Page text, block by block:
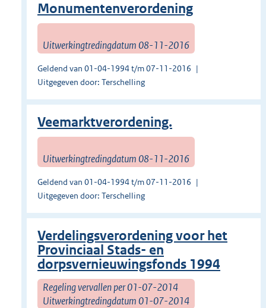
Monumentenverordening
Uitwerkingtredingdatum 08-11-2016
Geldend van 01-04-1994 t/m 07-11-2016
Uitgegeven door: Terschelling
Veemarktverordening.
Uitwerkingtredingdatum 08-11-2016
Geldend van 01-04-1994 t/m 07-11-2016
Uitgegeven door: Terschelling
Verdelingsverordening voor het
Provinciaal Stads- en
dorpsvernieuwingsfonds 1994
Regeling vervallen per 01-07-2014
Uitwerkingtredingdatum 01-07-2014